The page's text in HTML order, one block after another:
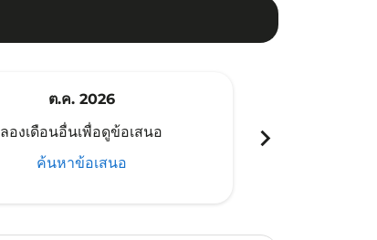
ต.ค. 2026
ลองเดือนอื่นเพื่อดูข้อเสนอ
ค้นหาข้อเสนอ
chevron_right